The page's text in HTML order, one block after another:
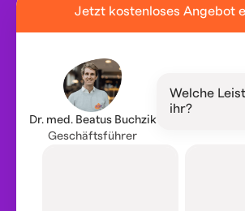
Jetzt kostenloses Angebot
Dr. med. Beatus Buchzik
Geschäftsführer
Welche
ihr?